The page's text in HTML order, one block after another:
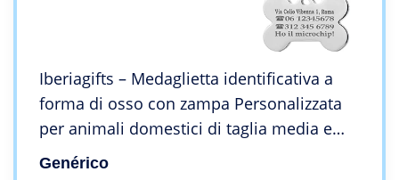
Iberiagifts – Medaglietta identificativa a
forma di osso con zampa Personalizzata
per animali domestici di taglia media e
grande Collare Cane Gatto con incisione
Genérico